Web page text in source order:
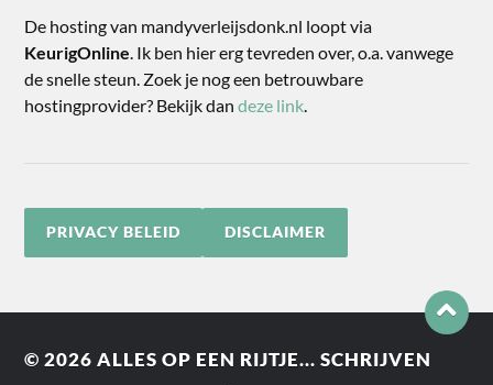
De hosting van mandyverleijsdonk.nl loopt via
KeurigOnline . Ik ben hier erg tevreden over, o.a. vanwege
de snelle steun. Zoek je nog een betrouwbare
hostingprovider? Bekijk dandeze link
PRIVACY BELEID DISCLAIMER
© 2026ALLES OP EEN RIJTJE... SCHRIJVEN